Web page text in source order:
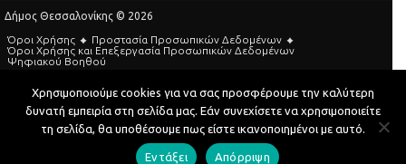
Δήμος Θεσσαλονίκης © 2026
Όροι Χρήσης
Προστασία Προσωπικών Δεδομένων
Όροι Xρήσης και Eπεξεργασία Προσωπικών Δεδομένων
Ψηφιακού Βοηθού
Τηλεφωνικός Κατάλογος
Developed by MyCompany Projects
Χρησιμοποιούμε cookies για να σας προσφέρουμε την καλύτερη
δυνατή εμπειρία στη σελίδα μας. Εάν συνεχίσετε να χρησιμοποιείτε
τη σελίδα, θα υποθέσουμε πως είστε ικανοποιημένοι με αυτό.
Εντάξει Απόρριψη